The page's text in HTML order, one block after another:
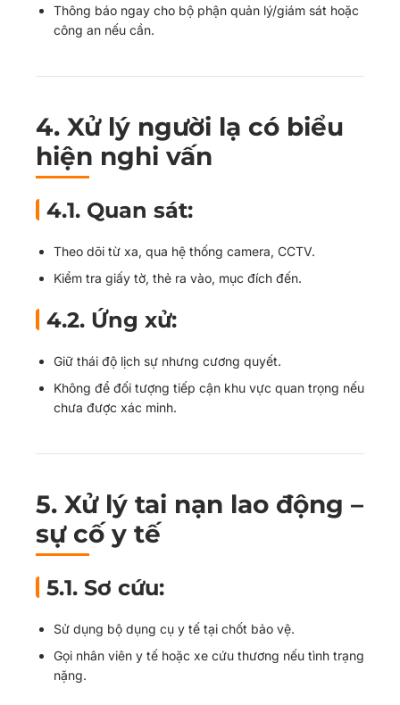
Thông báo ngay cho bộ phận quản lý/giám sát hoặc
công an nếu cần.
4. Xử lý người lạ có biểu
hiện nghi vấn
4.1. Quan sát:
Theo dõi từ xa, qua hệ thống camera, CCTV.
Kiểm tra giấy tờ, thẻ ra vào, mục đích đến.
4.2. Ứng xử:
Giữ thái độ lịch sự nhưng cương quyết.
Không để đối tượng tiếp cận khu vực quan trọng nếu
chưa được xác minh.
5. Xử lý tai nạn lao động –
sự cố y tế
5.1. Sơ cứu:
Sử dụng bộ dụng cụ y tế tại chốt bảo vệ.
Gọi nhân viên y tế hoặc xe cứu thương nếu tình trạng
nặng.